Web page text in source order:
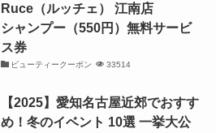
Ruce（ルッチェ） 江南店
シャンプー（550円）無料サービ
ス券
ビューティークーポン 33514
【2025】愛知名古屋近郊でおすす
め！冬のイベント 10選 一挙大公